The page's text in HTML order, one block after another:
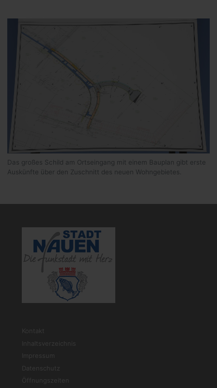
Das großes Schild am Ortseingang mit einem Bauplan gibt erste
Auskünfte über den Zuschnitt des neuen Wohngebietes.
Kontakt
Inhaltsverzeichnis
Impressum
Datenschutz
Öffnungszeiten